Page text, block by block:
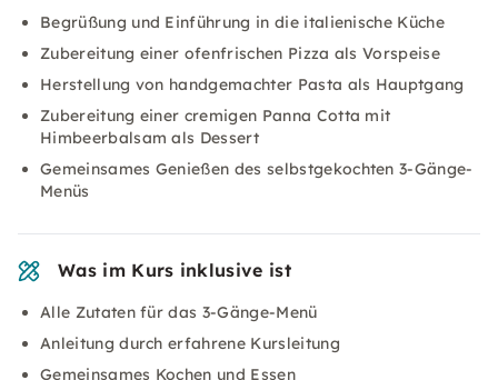
Begrüßung und Einführung in die italienische Küche
Zubereitung einer ofenfrischen Pizza als Vorspeise
Herstellung von handgemachter Pasta als Hauptgang
Zubereitung einer cremigen Panna Cotta mit
Himbeerbalsam als Dessert
Gemeinsames Genießen des selbstgekochten 3-Gänge-
Menüs
Was im Kurs inklusive ist
Alle Zutaten für das 3-Gänge-Menü
Anleitung durch erfahrene Kursleitung
Gemeinsames Kochen und Essen